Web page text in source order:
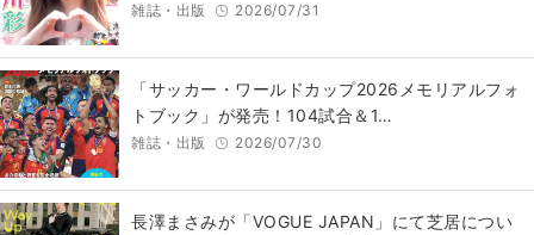
雑誌・出版 2026/07/31
「サッカー・ワールドカップ2026メモリアルフォ
トブック」が発売！104試合＆1…
雑誌・出版 2026/07/30
長澤まさみが「VOGUE JAPAN」にて芝居につい